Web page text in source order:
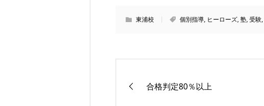
東浦校 個別指導, ヒーローズ,塾,受験,
合格判定80％以上